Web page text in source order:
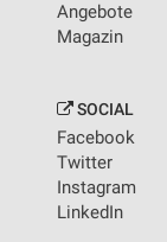
Angebote
Magazin
SOCIAL
Facebook
Twitter
Instagram
LinkedIn